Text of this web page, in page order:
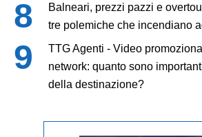
Balneari, prezzi pazzi e
tre polemiche che incendiano
TTG Agenti - Video
network: quanto sono
della destinazione?